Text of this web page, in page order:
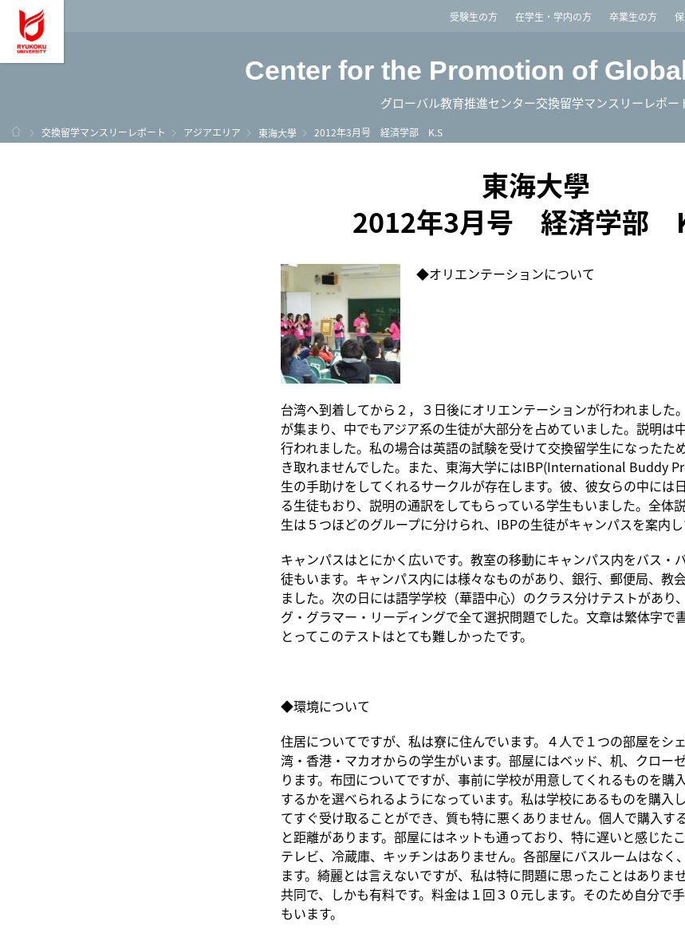
龍谷大学 You, Unlimited受験生の方 在学生・学内の方 卒業生の方
Center for the Promotion of
グローバル教育推進センター交換留学マンスリーレポー
ホーム
交換留学マンスリーレポート アジアエリア 東海大學 2012年3月号 経済学部 K.S
東海大學
2012年3月号 経済学部
◆オリエンテーションについて
台湾へ到着してから２，３日後にオリエンテーションが行われました
が集まり、中でもアジア系の生徒が大部分を占めていました。説明は
行われました。私の場合は英語の試験を受けて交換留学生になったた
き取れませんでした。また、東海大学にはIBP(International Buddy
生の手助けをしてくれるサークルが存在します。彼、彼女らの中には
る生徒もおり、説明の通訳をしてもらっている学生もいました。全体
生は５つほどのグループに分けられ、IBPの生徒がキャンパスを案内し
キャンパスはとにかく広いです。教室の移動にキャンパス内をバス・
徒もいます。キャンパス内には様々なものがあり、銀行、郵便局、教
ました。次の日には語学学校（華語中心）のクラス分けテストがあり
グ・グラマー・リーディングで全て選択問題でした。文章は繁体字で
とってこのテストはとても難しかったです。
◆環境について
住居についてですが、私は寮に住んでいます。４人で１つの部屋をシ
湾・香港・マカオからの学生がいます。部屋にはベッド、机、クロー
ります。布団についてですが、事前に学校が用意してくれるものを購
するかを選べられるようになっています。私は学校にあるものを購入
てすぐ受け取ることができ、質も特に悪くありません。個人で購入す
と距離があります。部屋にはネットも通っており、特に遅いと感じた
テレビ、冷蔵庫、キッチンはありません。各部屋にバスルームはなく
ます。綺麗とは言えないですが、私は特に問題に思ったことはありま
共同で、しかも有料です。料金は１回３０元します。そのため自分で
もいます。